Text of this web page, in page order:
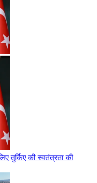
तुर्किए की स्वतंत्रता की